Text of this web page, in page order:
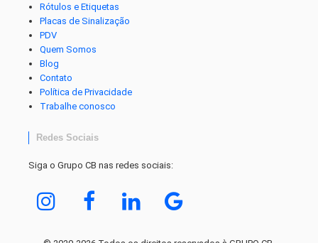
Rótulos e Etiquetas
Placas de Sinalização
PDV
Quem Somos
Blog
Contato
Política de Privacidade
Trabalhe conosco
Redes Sociais
Siga o Grupo CB nas redes sociais: